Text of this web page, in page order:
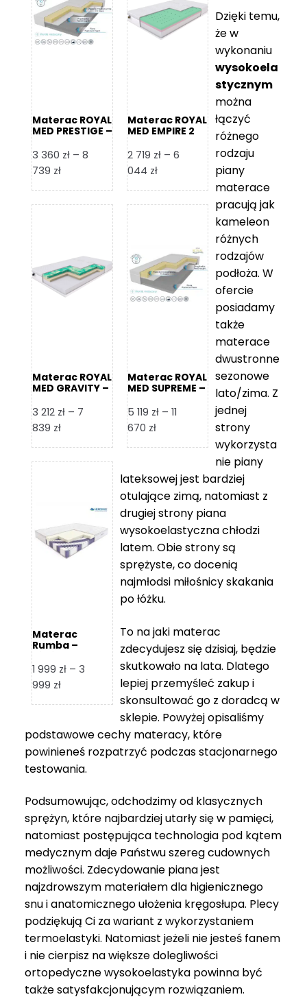
7
000 zł
8
865 zł
Materac ROYAL
MED PRESTIGE –
3 360 zł – 8
739 złZakres
od
8
739 zł
Materac ROYAL
MED EMPIRE 2
2 719 zł – 6
044 złZakres
od
6
044 zł
Materac ROYAL
MED GRAVITY –
3 212 zł – 7
839 złZakres
od
839 zł
Materac ROYAL
MED SUPREME –
5 119 zł – 11
670 złZakres
5
119 zł
do
670 zł
Materac
Rumba –
1 999 zł – 3
999 złZakres
1
999 zł
do
Dzięki temu,
że w
wykonaniu
wysokoela
stycznym
można
łączyć
różnego
rodzaju
piany
materace
pracują jak
kameleon
różnych
rodzajów
podłoża. W
ofercie
posiadamy
także
materace
dwustronne
sezonowe
lato/zima. Z
jednej
strony
wykorzysta
nie piany
lateksowej jest bardziej
otulające zimą, natomiast z
drugiej strony piana
wysokoelastyczna chłodzi
latem. Obie strony są
sprężyste, co docenią
najmłodsi miłośnicy skakania
po łóżku.
To na jaki materac
zdecydujesz się dzisiaj, będzie
skutkowało na lata. Dlatego
lepiej przemyśleć zakup i
skonsultować go z doradcą w
sklepie. Powyżej opisaliśmy
podstawowe cechy materacy, które
powinieneś rozpatrzyć podczas stacjonarnego
testowania.
Podsumowując, odchodzimy od klasycznych
sprężyn, które najbardziej utarły się w pamięci,
natomiast postępująca technologia pod kątem
medycznym daje Państwu szereg cudownych
możliwości. Zdecydowanie piana jest
najzdrowszym materiałem dla higienicznego
snu i anatomicznego ułożenia kręgosłupa. Plecy
podziękują Ci za wariant z wykorzystaniem
termoelastyki. Natomiast jeżeli nie jesteś fanem
i nie cierpisz na większe dolegliwości
ortopedyczne wysokoelastyka powinna być
także satysfakcjonującym rozwiązaniem.